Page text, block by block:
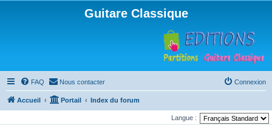
Guitare Classique
FAQ Nous contacter Connexion
Accueil Portail Index du forum
Langue :